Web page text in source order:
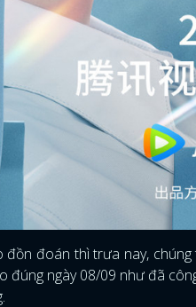
đồn đoán thì trưa nay,
đúng ngày 08/09 như đã